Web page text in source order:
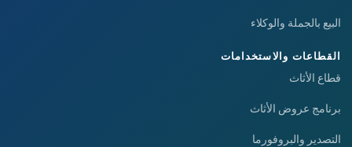
البيع بالجملة والوكلاء
القطاعات والاستخدامات
قطاع الأثاث
برنامج عروض الأثاث
التصدير والبروفورما